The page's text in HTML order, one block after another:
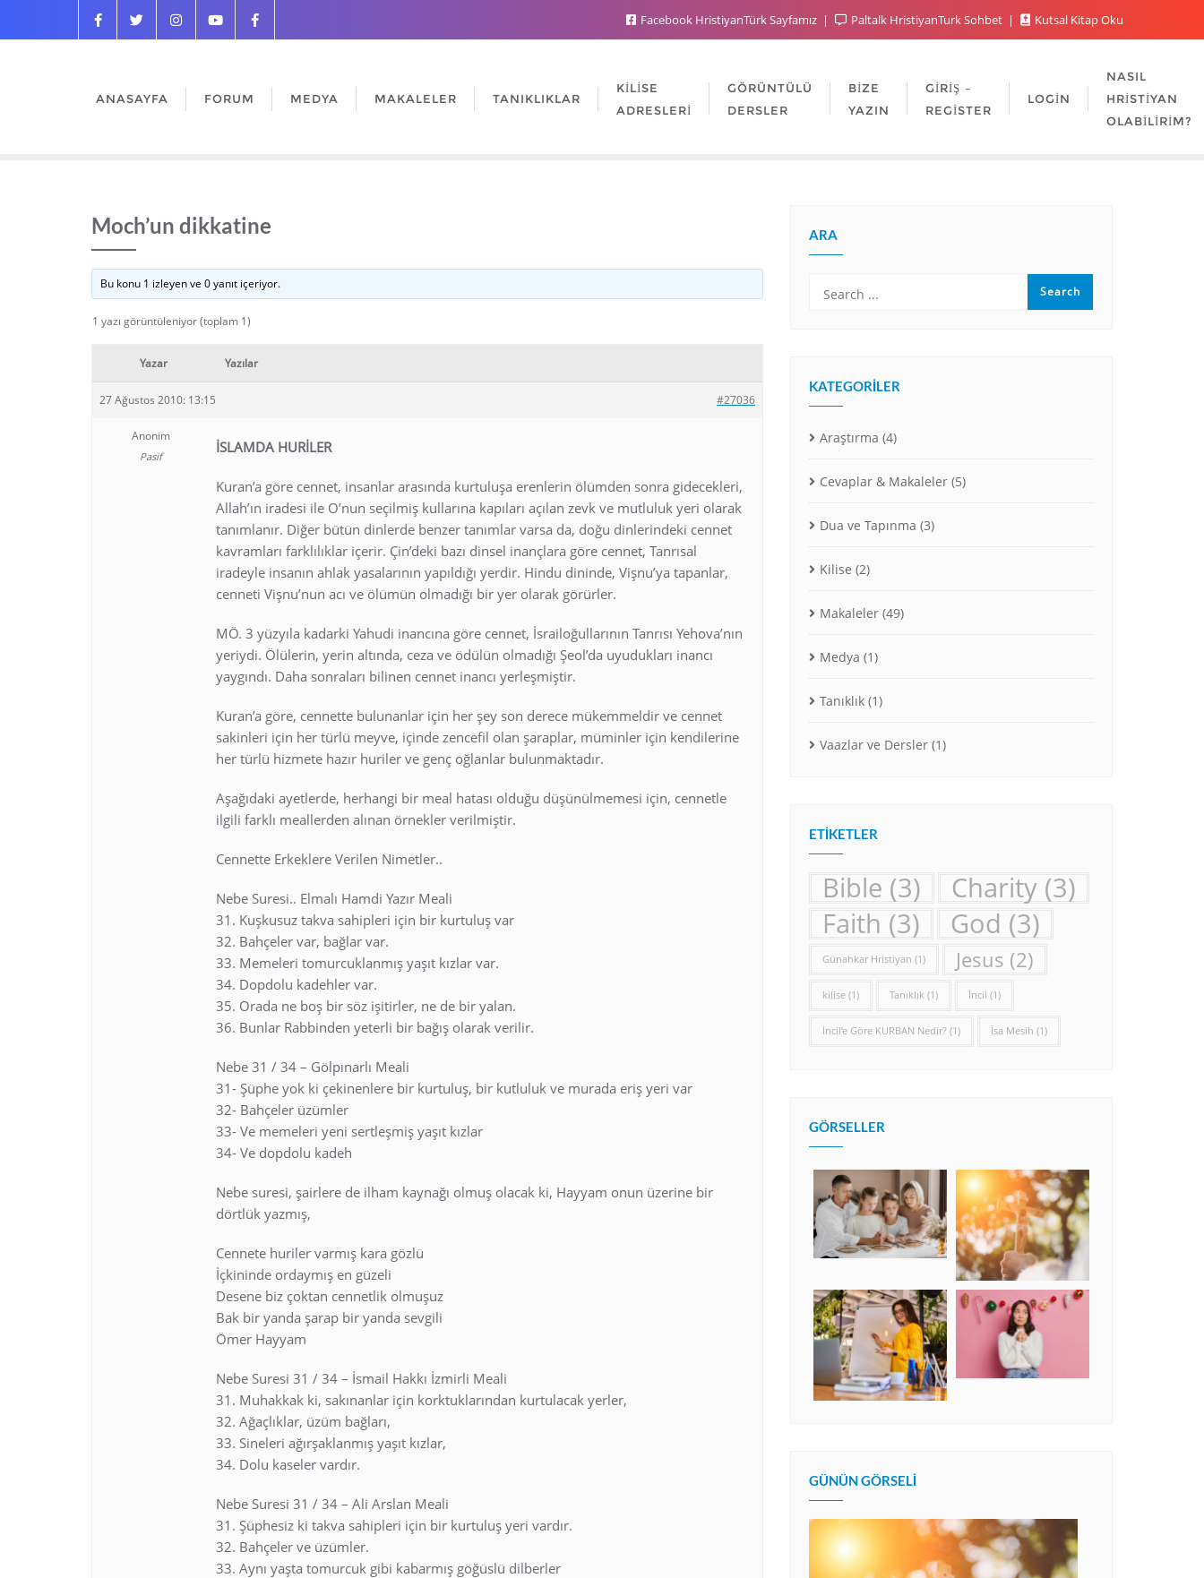
Facebook HristiyanTürk Sayfamız Paltalk HristiyanTurk Sohbet Kutsal Kitap Oku
ANASAYFA FORUM MEDYA MAKALELER TANIKLIKLAR
KILISE
ADRESLERI
GÖRÜNTÜLÜ
DERSLER
BIZE
YAZIN
GIRIŞ –
REGISTER
LOGIN
NASIL
HRISTIYAN
OLABILIRIM?
Moch’un dikkatine
Bu konu 1 izleyen ve 0 yanıt içeriyor.
1 yazı görüntüleniyor (toplam 1)
Yazar Yazılar
27 Ağustos 2010: 13:15 #27036
Anonim
Pasif
İSLAMDA HURİLER
Kuran’a göre cennet, insanlar arasında kurtuluşa erenlerin ölümden sonra gidecekleri,
Allah’ın iradesi ile O’nun seçilmiş kullarına kapıları açılan zevk ve mutluluk yeri olarak
tanımlanır. Diğer bütün dinlerde benzer tanımlar varsa da, doğu dinlerindeki cennet
kavramları farklılıklar içerir. Çin’deki bazı dinsel inançlara göre cennet, Tanrısal
iradeyle insanın ahlak yasalarının yapıldığı yerdir. Hindu dininde, Vişnu’ya tapanlar,
cenneti Vişnu’nun acı ve ölümün olmadığı bir yer olarak görürler.
MÖ. 3 yüzyıla kadarki Yahudi inancına göre cennet, İsrailoğullarının Tanrısı Yehova’nın
yeriydi. Ölülerin, yerin altında, ceza ve ödülün olmadığı Şeol’da uyudukları inancı
yaygındı. Daha sonraları bilinen cennet inancı yerleşmiştir.
Kuran’a göre, cennette bulunanlar için her şey son derece mükemmeldir ve cennet
sakinleri için her türlü meyve, içinde zencefil olan şaraplar, müminler için kendilerine
her türlü hizmete hazır huriler ve genç oğlanlar bulunmaktadır.
Aşağıdaki ayetlerde, herhangi bir meal hatası olduğu düşünülmemesi için, cennetle
ilgili farklı meallerden alınan örnekler verilmiştir.
Cennette Erkeklere Verilen Nimetler..
Nebe Suresi.. Elmalı Hamdi Yazır Meali
31. Kuşkusuz takva sahipleri için bir kurtuluş var
32. Bahçeler var, bağlar var.
33. Memeleri tomurcuklanmış yaşıt kızlar var.
34. Dopdolu kadehler var.
35. Orada ne boş bir söz işitirler, ne de bir yalan.
36. Bunlar Rabbinden yeterli bir bağış olarak verilir.
Nebe 31 / 34 – Gölpınarlı Meali
31- Şüphe yok ki çekinenlere bir kurtuluş, bir kutluluk ve murada eriş yeri var
32- Bahçeler üzümler
33- Ve memeleri yeni sertleşmiş yaşıt kızlar
34- Ve dopdolu kadeh
Nebe suresi, şairlere de ilham kaynağı olmuş olacak ki, Hayyam onun üzerine bir
dörtlük yazmış,
Cennete huriler varmış kara gözlü
İçkininde ordaymış en güzeli
Desene biz çoktan cennetlik olmuşuz
Bak bir yanda şarap bir yanda sevgili
Ömer Hayyam
Nebe Suresi 31 / 34 – İsmail Hakkı İzmirli Meali
31. Muhakkak ki, sakınanlar için korktuklarından kurtulacak yerler,
32. Ağaçlıklar, üzüm bağları,
33. Sineleri ağırşaklanmış yaşıt kızlar,
34. Dolu kaseler vardır.
Nebe Suresi 31 / 34 – Ali Arslan Meali
31. Şüphesiz ki takva sahipleri için bir kurtuluş yeri vardır.
32. Bahçeler ve üzümler.
33. Aynı yaşta tomurcuk gibi kabarmış göğüslü dilberler
ARA
KATEGORILER
Araştırma (4)
Cevaplar & Makaleler (5)
Dua ve Tapınma (3)
Kilise (2)
Makaleler (49)
Medya (1)
Tanıklık (1)
Vaazlar ve Dersler (1)
ETIKETLER
Bible (3) Charity (3)
Faith (3) God (3)
Günahkar Hristiyan (1) Jesus (2)
kilise (1) Tanıklık (1) İncil (1)
İncil’e Göre KURBAN Nedir? (1) İsa Mesih (1)
GÖRSELLER
GÜNÜN GÖRSELI